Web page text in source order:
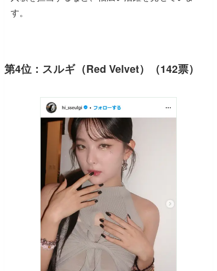
す。
第4位：スルギ（Red Velvet）（142票）